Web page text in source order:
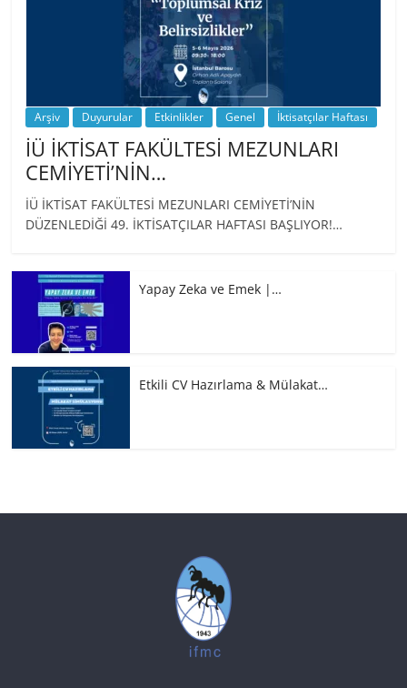
Arşiv Duyurular Etkinlikler Genel İktisatçılar Haftası
İÜ İKTİSAT FAKÜLTESİ MEZUNLARI
CEMİYETİ’NİN…
İÜ İKTİSAT FAKÜLTESİ MEZUNLARI CEMİYETİ’NİN
DÜZENLEDİĞİ 49. İKTİSATÇILAR HAFTASI BAŞLIYOR!…
Yapay Zeka ve Emek |…
Etkili CV Hazırlama & Mülakat…